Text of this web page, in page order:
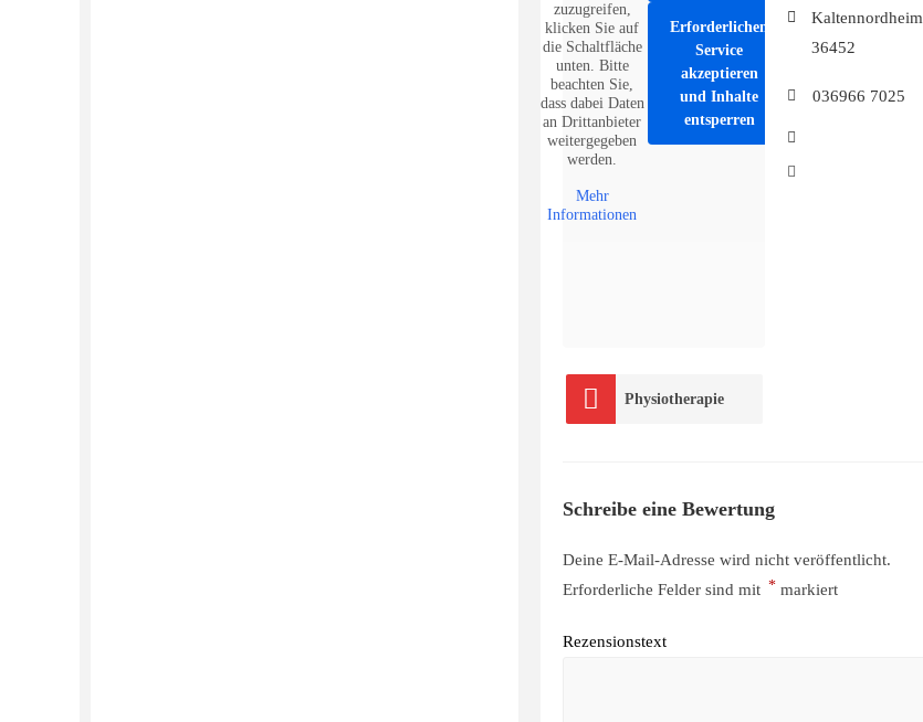
zuzugreifen,
klicken Sie auf
die Schaltfläche
unten. Bitte
beachten Sie,
dass dabei Daten
an Drittanbieter
weitergegeben
werden.
Mehr
Informationen
Erforderlichen
Service
akzeptieren
und Inhalte
entsperren
Kaltennordheim
36452
036966 7025
Physiotherapie
Schreibe eine Bewertung
Deine E-Mail-Adresse wird nicht veröffentlicht.
Erforderliche Felder sind mit *markiert
Rezensionstext